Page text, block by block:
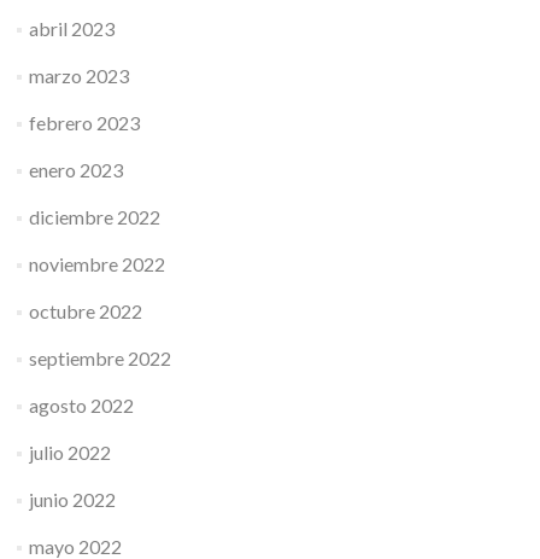
abril 2023
marzo 2023
febrero 2023
enero 2023
diciembre 2022
noviembre 2022
octubre 2022
septiembre 2022
agosto 2022
julio 2022
junio 2022
mayo 2022